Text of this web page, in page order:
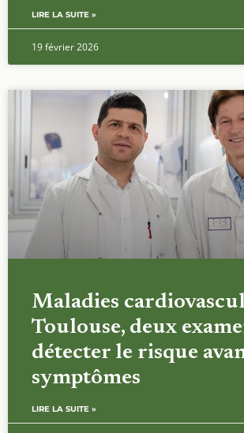
LIRE LA SUITE »
19 février 2026
Maladies
Toulouse, deux
détecter le risque
symptômes
LIRE LA SUITE »